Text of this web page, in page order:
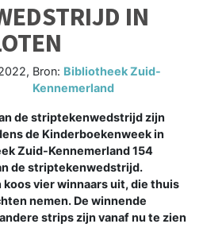
IN
Bron: Bibliotheek Zuid-
Kennemerland
de striptekenwedstrijd zijn
de Kinderboekenweek in
Zuid-Kennemerland 154
de striptekenwedstrijd.
vier winnaars uit, die thuis
nemen. De winnende
strips zijn vanaf nu te zien